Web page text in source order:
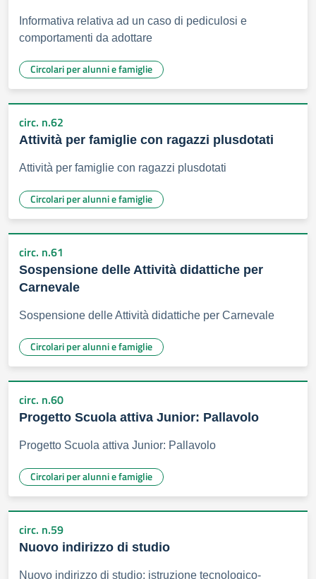
Informativa relativa ad un caso di pediculosi e
comportamenti da adottare
Circolari per alunni e famiglie
circ. n.62
Attività per famiglie con ragazzi plusdotati
Attività per famiglie con ragazzi plusdotati
Circolari per alunni e famiglie
circ. n.61
Sospensione delle Attività didattiche per
Carnevale
Sospensione delle Attività didattiche per Carnevale
Circolari per alunni e famiglie
circ. n.60
Progetto Scuola attiva Junior: Pallavolo
Progetto Scuola attiva Junior: Pallavolo
Circolari per alunni e famiglie
circ. n.59
Nuovo indirizzo di studio
Nuovo indirizzo di studio: istruzione tecnologico-